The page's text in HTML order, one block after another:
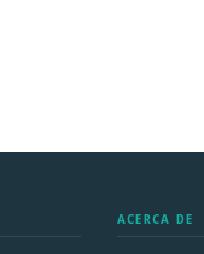
ACERCA DE